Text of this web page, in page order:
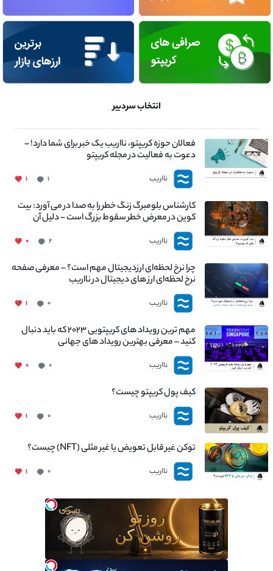
انتخاب سردبیر
فعالان حوزه کریپتو، نااریب یک خبر برای شما دارد! –
دعوت به فعالیت در مجله کریپتو
نااریب ۱ ۱
کارشناس بلومبرگ زنگ خطر را به صدا در می آورد: بیت
کوین در معرض خطر سقوط بزرگ است - دلیل آن
چیست؟
نااریب ۲ ۰
چرا نرخ لحظه‌ای ارزدیجیتال مهم است؟ - معرفی صفحه
نرخ لحظه‌ای ارز های دیجیتال در نااریب
نااریب ۰ ۱
مهم ترین رویداد های کریپتویی ۲۰۲۳ که باید دنبال
کنید – معرفی بهترین رویداد های جهانی
نااریب ۰ ۰
کیف پول کریپتو چیست؟
نااریب ۰ ۱
توکن غیر قابل تعویض یا غیر مثلی (NFT) چیست؟
نااریب ۰ ۱